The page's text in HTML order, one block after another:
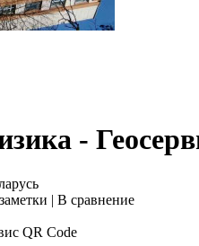
-
| В сравнение